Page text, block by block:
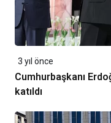
3 yıl önce
Cumhurbaşkanı
katıldı